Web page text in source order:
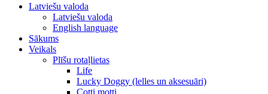
Latviešu valoda
Latviešu valoda
English language
Sākums
Veikals
Plīšu rotaļlietas
Life
Lucky Doggy (lelles un aksesuāri)
Cotti motti